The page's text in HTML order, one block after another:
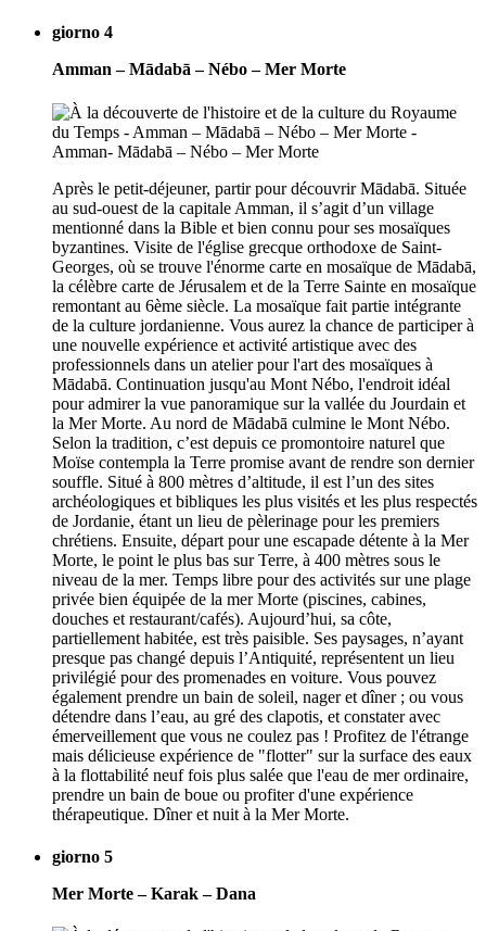
giorno 4
Amman – Mādabā – Nébo – Mer Morte
Après le petit-déjeuner, partir pour découvrir Mādabā. Située
au sud-ouest de la capitale Amman, il s’agit d’un village
mentionné dans la Bible et bien connu pour ses mosaïques
byzantines. Visite de l'église grecque orthodoxe de Saint-
Georges, où se trouve l'énorme carte en mosaïque de Mādabā,
la célèbre carte de Jérusalem et de la Terre Sainte en mosaïque
remontant au 6ème siècle. La mosaïque fait partie intégrante
de la culture jordanienne. Vous aurez la chance de participer à
une nouvelle expérience et activité artistique avec des
professionnels dans un atelier pour l'art des mosaïques à
Mādabā. Continuation jusqu'au Mont Nébo, l'endroit idéal
pour admirer la vue panoramique sur la vallée du Jourdain et
la Mer Morte. Au nord de Mādabā culmine le Mont Nébo.
Selon la tradition, c’est depuis ce promontoire naturel que
Moïse contempla la Terre promise avant de rendre son dernier
souffle. Situé à 800 mètres d’altitude, il est l’un des sites
archéologiques et bibliques les plus visités et les plus respectés
de Jordanie, étant un lieu de pèlerinage pour les premiers
chrétiens. Ensuite, départ pour une escapade détente à la Mer
Morte, le point le plus bas sur Terre, à 400 mètres sous le
niveau de la mer. Temps libre pour des activités sur une plage
privée bien équipée de la mer Morte (piscines, cabines,
douches et restaurant/cafés). Aujourd’hui, sa côte,
partiellement habitée, est très paisible. Ses paysages, n’ayant
presque pas changé depuis l’Antiquité, représentent un lieu
privilégié pour des promenades en voiture. Vous pouvez
également prendre un bain de soleil, nager et dîner ; ou vous
détendre dans l’eau, au gré des clapotis, et constater avec
émerveillement que vous ne coulez pas ! Profitez de l'étrange
mais délicieuse expérience de "flotter" sur la surface des eaux
à la flottabilité neuf fois plus salée que l'eau de mer ordinaire,
prendre un bain de boue ou profiter d'une expérience
thérapeutique. Dîner et nuit à la Mer Morte.
giorno 5
Mer Morte – Karak – Dana